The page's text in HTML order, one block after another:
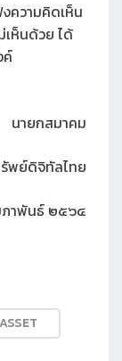
ความคิดเห็น
เห็นด้วย ได้
ค์
นายกสมาคม
พย์ดิจิทัลไทย
พันธ์ ๒๕๖๔